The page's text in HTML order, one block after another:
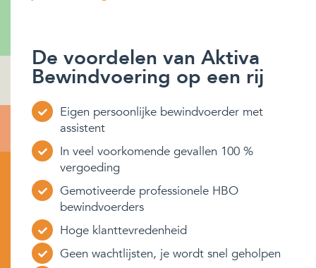
De voordelen van Aktiva
Bewindvoering op een rij
Eigen persoonlijke bewindvoerder met
assistent
In veel voorkomende gevallen 100 %
vergoeding
Gemotiveerde professionele HBO
bewindvoerders
Hoge klanttevredenheid
Geen wachtlijsten, je wordt snel geholpen